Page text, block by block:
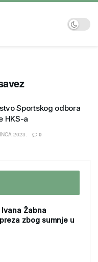
Sportskog odbora
HKS-a
2023. 0
Žabna
zbog sumnje u